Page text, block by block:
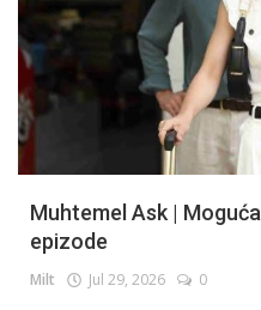
Muhtemel Ask |
epizode
Milt Jul 29, 2026 0